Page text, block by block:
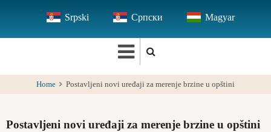
main
Srpski Српски Magyar
Home Postavljeni novi uređaji za merenje brzine u opštini
Postavljeni novi uređaji za merenje brzine u opštini